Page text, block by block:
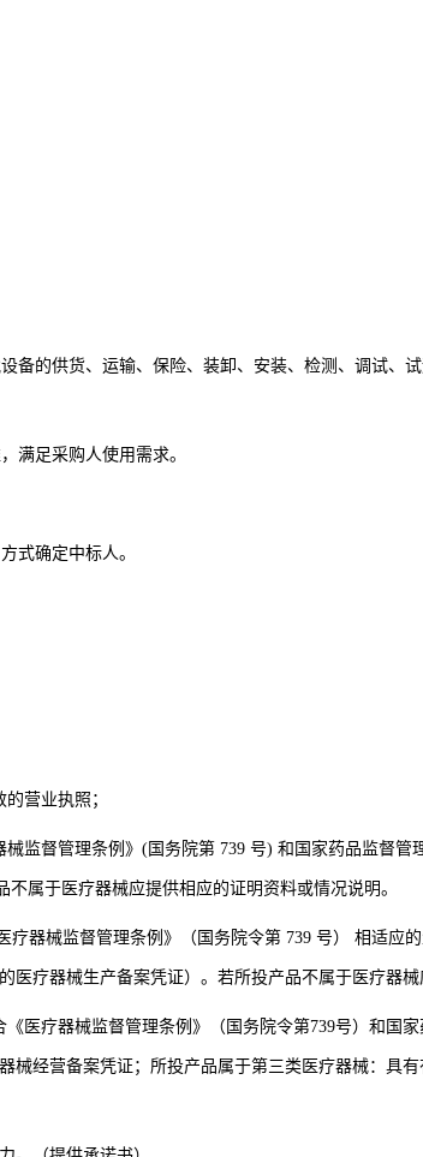
备的供货、运输、保险、装卸、安装、检测、调试、
满足采购人使用需求。
式确定中标人。
营业执照；
监督管理条例》 ( 国务院第 739 号) 和国家药品监督管
不属于医疗器械应提供相应的证明资料或情况说明。
疗器械监督管理条例》（国务院令第 739 号） 相适应
医疗器械生产备案凭证）。若所投产品不属于医疗器械
医疗器械监督管理条例》（国务院令第739号）和国
械经营备案凭证；所投产品属于第三类医疗器械：具